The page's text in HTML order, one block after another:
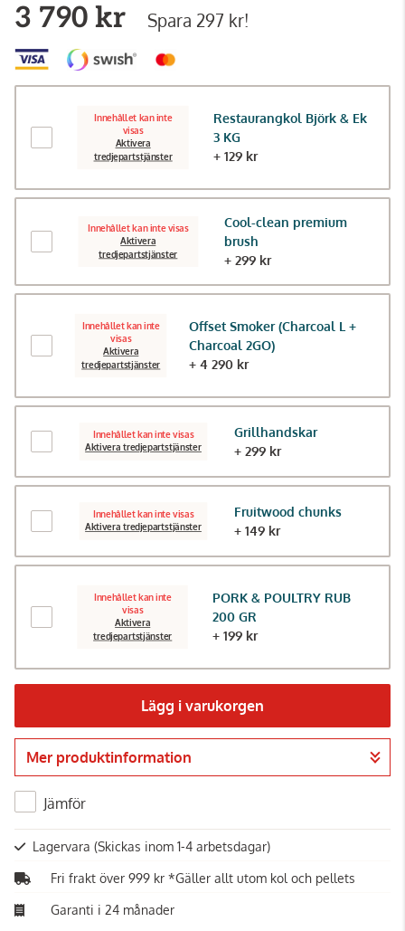
3 790 kr Spara 297 kr!
Innehållet kan inte
visas
Aktivera
tredjepartstjänster
Restaurangkol Björk & Ek
3 KG
+ 129 kr
Innehållet kan inte visas
Aktivera
tredjepartstjänster
Cool-clean premium
brush
+ 299 kr
Innehållet kan inte
visas
Aktivera
tredjepartstjänster
Offset Smoker (Charcoal L +
Charcoal 2GO)
+ 4 290 kr
Innehållet kan inte visas
Aktivera tredjepartstjänster
Grillhandskar
+ 299 kr
Innehållet kan inte visas
Aktivera tredjepartstjänster
Fruitwood chunks
+ 149 kr
Innehållet kan inte
visas
Aktivera
tredjepartstjänster
PORK & POULTRY RUB
200 GR
+ 199 kr
Lägg i varukorgen
Gå till kassan
Mer produktinformation
Jämför
Lagervara (Skickas inom 1-4 arbetsdagar)
Fri frakt över 999 kr *Gäller allt utom kol och pellets
Garanti i 24 månader